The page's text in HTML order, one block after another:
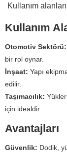
Kullanım
Kullanım
Otomotiv Sektörü:
bir rol oynar.
İnşaat: Yapı
edilir.
Taşımacılık:
için idealdir.
Avantajları
Güvenlik: Dodik,